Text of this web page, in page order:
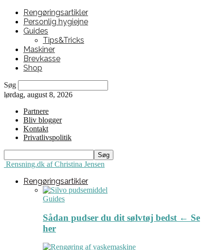
Rengøringsartikler
Personlig hygiejne
Guides
Tips&Tricks
Maskiner
Brevkasse
Shop
Søg
lørdag, august 8, 2026
Partnere
Bliv blogger
Kontakt
Privatlivspolitik
Rensning.dk af Christina Jensen
Rengøringsartikler
Guides
Sådan pudser du dit sølvtøj bedst ← Se
her